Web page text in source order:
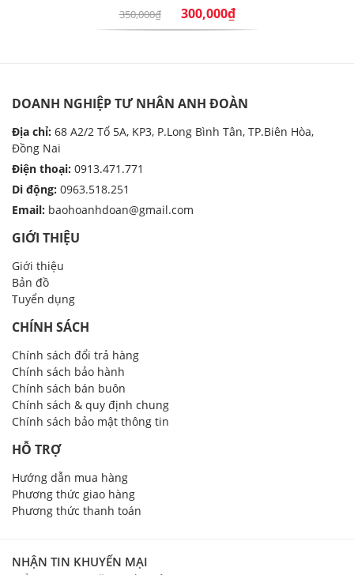
350,000₫ 300,000₫
DOANH NGHIỆP TƯ NHÂN ANH ĐOÀN
Địa chỉ: 68 A2/2 Tổ 5A, KP3, P.Long Bình Tân, TP.Biên Hòa,
Đồng Nai
Điện thoại: 0913.471.771
Di động: 0963.518.251
Email: baohoanhdoan@gmail.com
GIỚI THIỆU
Giới thiệu
Bản đồ
Tuyển dụng
CHÍNH SÁCH
Chính sách đổi trả hàng
Chính sách bảo hành
Chính sách bán buôn
Chính sách & quy định chung
Chính sách bảo mật thông tin
HỖ TRỢ
Hướng dẫn mua hàng
Phương thức giao hàng
Phương thức thanh toán
NHẬN TIN KHUYẾN MẠI